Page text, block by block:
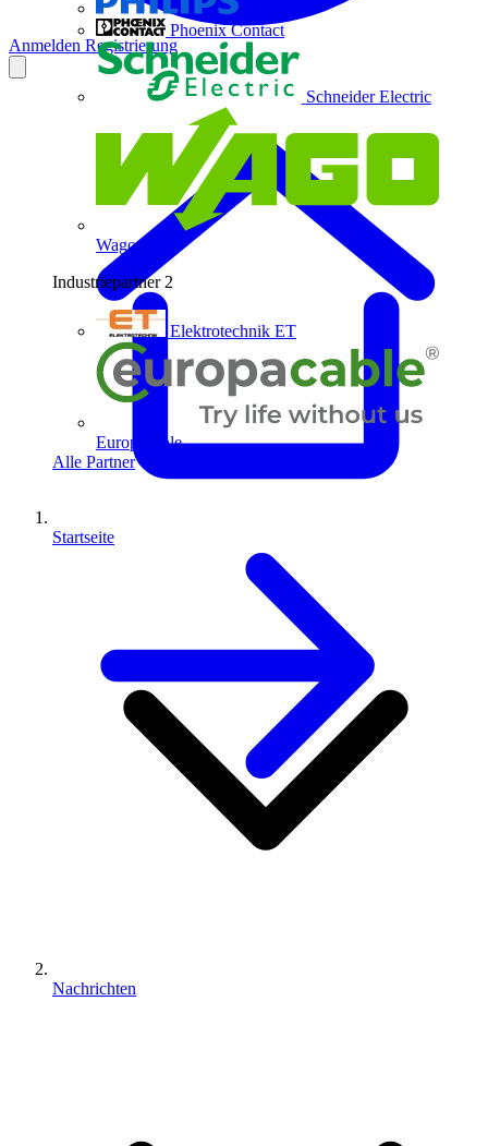
Phoenix Contact
Schneider Electric
Wago
Industriepartner 2
Elektrotechnik ET
Europacable
Alle Partner
Anmelden Registrierung
Startseite
Nachrichten